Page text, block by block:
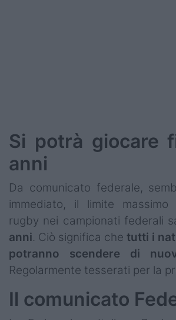
Si potrà giocare
anni
Da comunicato federale,
immediato, il limite
rugby nei campionati federali
anni. Ciò significa che tutti i
potranno scendere di
Regolarmente tesserati per la
Il comunicato